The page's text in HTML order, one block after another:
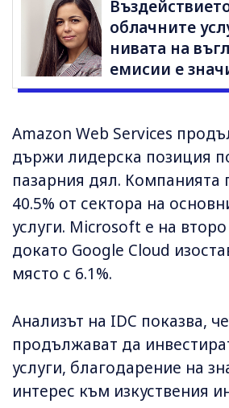
облачните
нивата на
емисии е
Amazon Web Services
държи лидерска позиция
пазарния дял. Компанията
40.5% от сектора на
услуги. Microsoft е на
докато Google Cloud
място с 6.1%.
Анализът на IDC показва,
продължават да
услуги, благодарение на
интерес към изкуствения